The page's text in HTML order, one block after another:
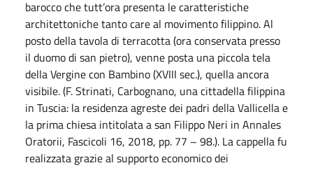
barocco che tutt’ora presenta le caratteristiche
architettoniche tanto care al movimento filippino. Al
posto della tavola di terracotta (ora conservata presso
il duomo di san pietro), venne posta una piccola tela
della Vergine con Bambino (XVIII sec.), quella ancora
visibile. (F. Strinati, Carbognano, una cittadella filippina
in Tuscia: la residenza agreste dei padri della Vallicella e
la prima chiesa intitolata a san Filippo Neri in Annales
Oratorii, Fascicoli 16, 2018, pp. 77 – 98.). La cappella fu
realizzata grazie al supporto economico dei